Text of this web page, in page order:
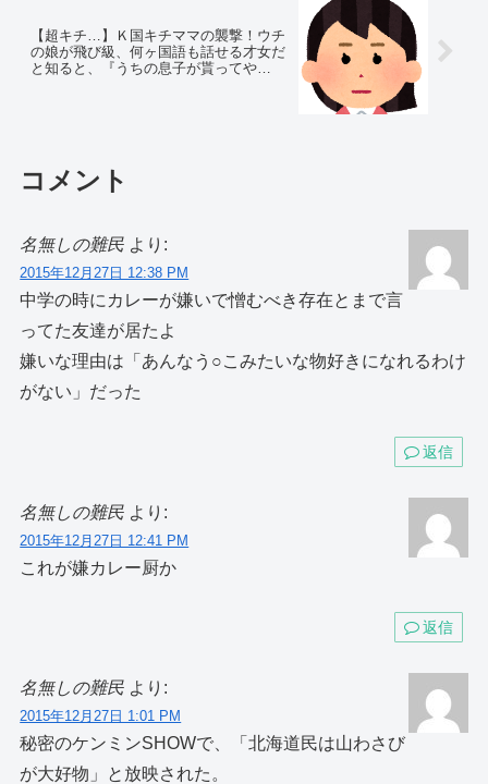
【超キチ…】Ｋ国キチママの襲撃！ウチ
の娘が飛び級、何ヶ国語も話せる才女だ
と知ると、『うちの息子が貰ってや
コメント
名無しの難民 より:
2015年12月27日 12:38 PM
中学の時にカレーが嫌いで憎むべき存在とまで言
ってた友達が居たよ
嫌いな理由は「あんなう○こみたいな物好きになれるわけ
がない」だった
返信
名無しの難民 より:
2015年12月27日 12:41 PM
これが嫌カレー厨か
返信
名無しの難民 より:
2015年12月27日 1:01 PM
秘密のケンミンSHOWで、「北海道民は山わさび
が大好物」と放映された。